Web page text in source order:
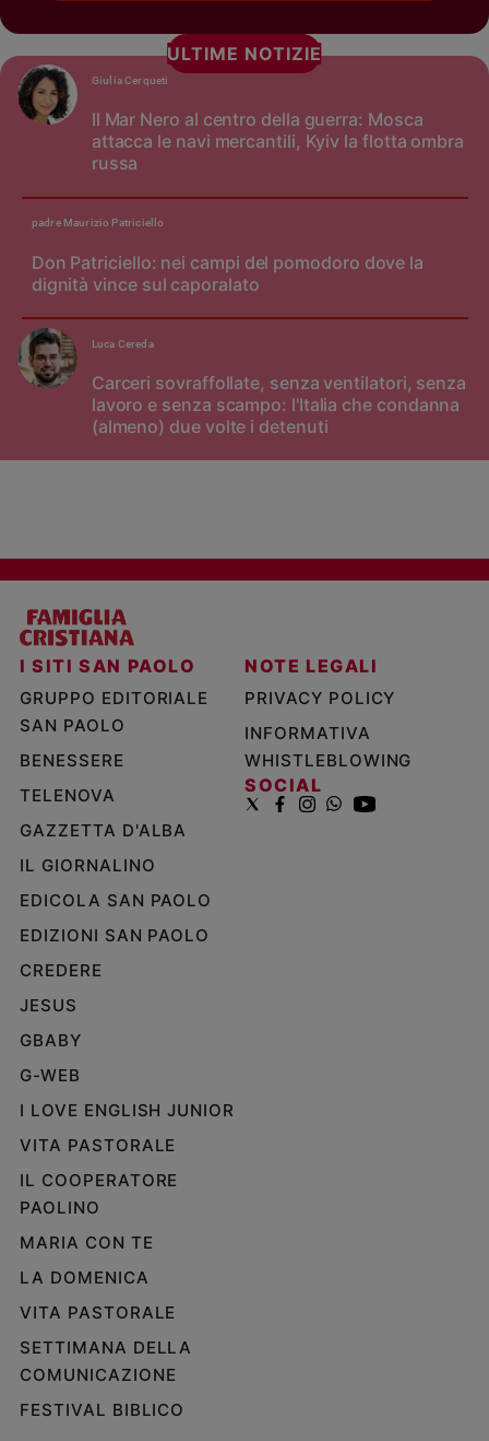
ULTIME NOTIZIE
Il Mar Nero al centro della guerra: Mosca
attacca le navi mercantili, Kyiv la flotta ombra
russa
Giulia Cerqueti
Don Patriciello: nei campi del pomodoro dove la
dignità vince sul caporalato
padre Maurizio Patriciello
Carceri sovraffollate, senza ventilatori, senza
lavoro e senza scampo: l'Italia che condanna
(almeno) due volte i detenuti
Luca Cereda
I SITI SAN PAOLO
GRUPPO EDITORIALE
SAN PAOLO
BENESSERE
TELENOVA
GAZZETTA D'ALBA
IL GIORNALINO
EDICOLA SAN PAOLO
EDIZIONI SAN PAOLO
CREDERE
JESUS
GBABY
G-WEB
I LOVE ENGLISH JUNIOR
VITA PASTORALE
IL COOPERATORE
PAOLINO
MARIA CON TE
LA DOMENICA
VITA PASTORALE
SETTIMANA DELLA
COMUNICAZIONE
FESTIVAL BIBLICO
NOTE LEGALI
PRIVACY POLICY
INFORMATIVA
WHISTLEBLOWING
SOCIAL